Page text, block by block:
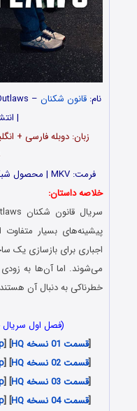
نام:قانون شکنان – The Outlaws | ژانر:
|
زبان: دوبله فارسی +
فرمت: MKV | محصول شبکه Amazon Prime | امتیاز: 7.6 از 10
خلاصه داستان:
پیشینه‌های بسیار
اجباری برای بازسازی یک
خطرناکی به دنبال آن
(فصل اول سریال
[قسمت 01 نسخه HQ ] [
[قسمت 02 نسخه HQ ] [
[قسمت 03 نسخه HQ ] [
[قسمت 04 نسخه HQ ] [